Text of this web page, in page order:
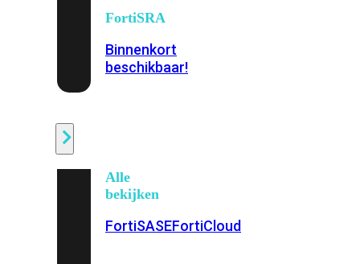
FortiSRA
Binnenkort
beschikbaar!
Alle
bekijken
FortiSASEFortiCloud